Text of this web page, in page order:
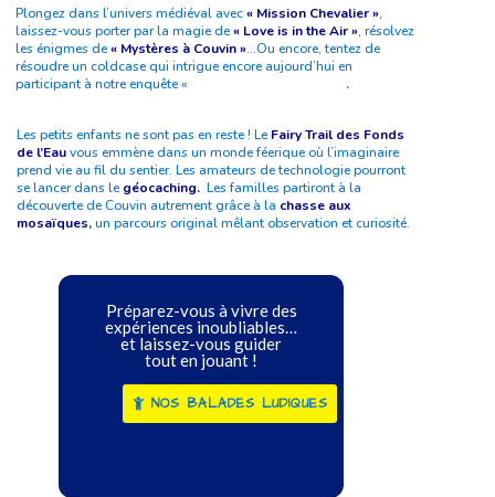
Plongez dans l’univers médiéval avec« Mission Chevalier »,
laissez-vous porter par la magie de« Love is in the Air », résolvez
les énigmes de« Mystères à Couvin »…Ou encore, tentez de
résoudre un coldcase qui intrigue encore aujourd’hui en
participant à notre enquête« .
Les petits enfants ne sont pas en reste ! Le Fairy Trail des Fonds
de l’Eauvous emmène dans un monde féerique où l’imaginaire
prend vie au fil du sentier. Les amateurs de technologie pourront
se lancer dans le géocaching. Les familles partiront à la
découverte de Couvin autrement grâce à la chasse aux
mosaïques,un parcours original mêlant observation et curiosité.
Préparez-vous à vivre des
expériences inoubliables…
et laissez-vous guider
tout en jouant !
NOS BALADES LUDIQUES